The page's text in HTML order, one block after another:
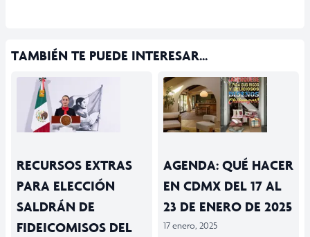
TAMBIÉN TE PUEDE INTERESAR...
RECURSOS EXTRAS
PARA ELECCIÓN
SALDRÁN DE
FIDEICOMISOS DEL
AGENDA: QUÉ HACER
EN CDMX DEL 17 AL
23 DE ENERO DE 2025
17 enero, 2025